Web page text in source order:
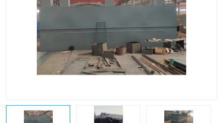
诊所门诊污水处理设备 臭氧消毒设备
养殖污水处理设备 屠宰污水处理设备
一体化污水处理设备 食品制造业污水处理设备
医院辐射污水衰变池